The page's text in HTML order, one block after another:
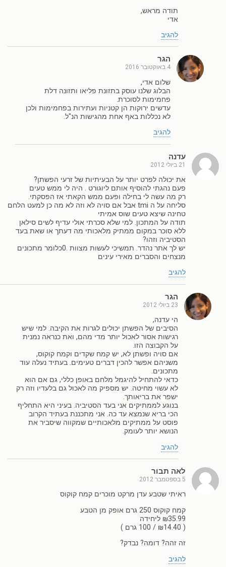
תודה מראש,
אדי
להגיב
הגר
4 באוקטובר 2016
שלום אדי,
הבלוג שלנו עוסק בתזונת פליאו ותזונה דלת
פחמימות לסוכרת.
עדשים ירוקות הן קטניות ועתירות בפחמימות ולכן
לא נכללות באף אחת מהגישות הנ"ל.
להגיב
עדנה
21 ביולי 2012
את יכולה לפרט יותר על הבעיתיות של זרעי הפשתן?
פעם נהגתי להוסיף אותם ליוגורט . היה לי ממש טעים
רק מה עשה לי בחילה ופעם ממש הקאתי אז הפסקתי.
סליחה על ה tmi אבל אם סויה לא וזה לא מה כן למעט הלחם
טחינה שיצא טעים שוס אמיתי
תודה על המתכון. למי שלא סכרתי אולי עדיף לשים סילאן
ללא סוכר במקום ממתיק מלאכותי מה דעתך או שאת בעד
הסטיביה וזהו?
יש לך אתר נהדר. תמשיכי לעשות מצוות .0כלומר מתכונים
מנצחים והסברים מאירי עינים
להגיב
הגר
23 ביולי 2012
הי עדנה,
הסיבים של הפשתן יכולים לגרות את הקיבה. למי שיש
רגישות אסור לאכול יותר מדי מהם, ואת כנראה נמנית
על הקבוצה הזו.
אם סויה ופשתן לא, יש קמח שקדים וקמח קוקוס,
משניהם אפשר להכין דברים טעימים. בעתיד נעלה עוד
מתכונים.
כדאי להתחיל להיגמל מלחם באופן כללי, גם אם הוא
לא עשוי מחיטה. יש מספיק מה לאכול גם בלעדיו וזה רק
ישפר את בריאותך.
בנוגע לממתיקים אני בעד הסטיביה. בעיני היא התחליף
הכי בריא שנמצא עד כה. אני מתכננת בעתיד הקרוב
פוסט על ממתיקים מלאכותיים שמקווה שיסביר את
הנושא יותר לעומק.
להגיב
לאה תבור
5 בספטמבר 2012
ראיתי שטבע עדן מרקט מוכרים קמח קוקוס
קמח קוקוס 250 גרם אופק מן הטבע
₪35.99 ליחידה
( ₪14.40 / 100 גרם )
זה זהה? דומה? נבדק?
להגיב